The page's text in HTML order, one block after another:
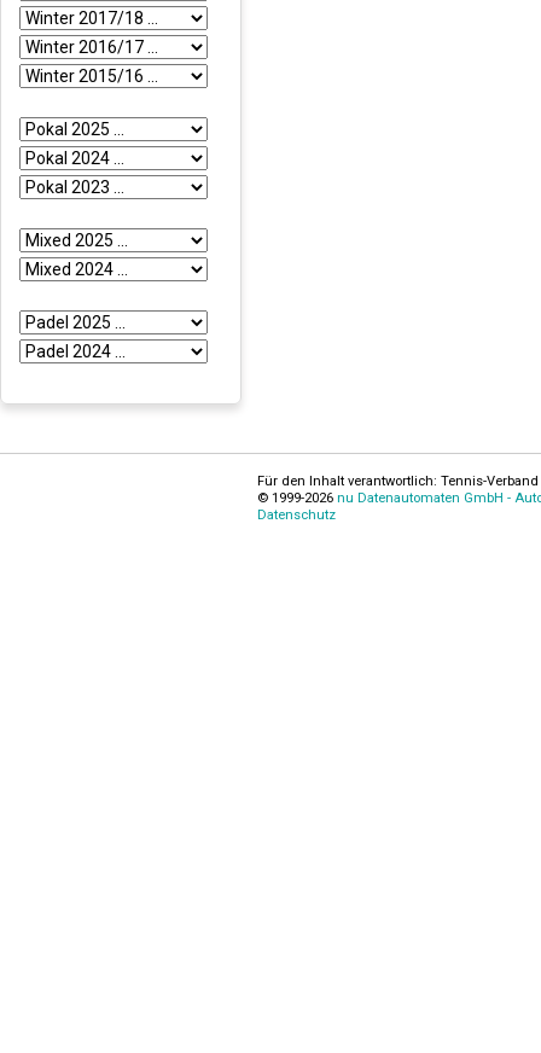
Für den Inhalt verantwortlich: Tennis-
© 1999-2026 nu Datenautomaten GmbH -
Datenschutz